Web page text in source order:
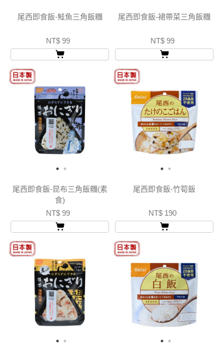
尾西即食飯-鮭魚三角飯糰
NT$ 99
尾西即食飯-裙帶菜三角飯糰
NT$ 99
尾西即食飯-昆布三角飯糰(素
食)
NT$ 99
尾西即食飯-竹筍飯
NT$ 190